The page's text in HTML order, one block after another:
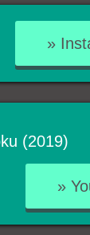
»
(2019)
»